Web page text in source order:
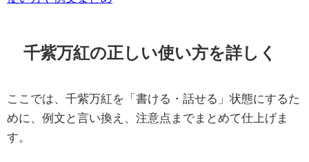
千紫万紅の正しい使い方を詳しく
ここでは、千紫万紅を「書ける・話せる」状態にするた
めに、例文と言い換え、注意点までまとめて仕上げま
す。